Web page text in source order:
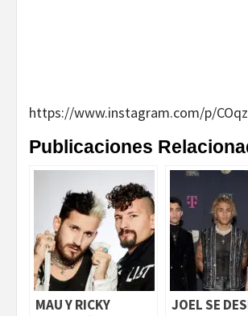
https://www.instagram.com/p/
Publicaciones
MAU Y RICKY
JOEL SE